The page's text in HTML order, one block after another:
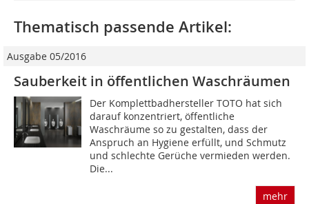
Thematisch passende Artikel:
Ausgabe 05/2016
Sauberkeit in öffentlichen Waschräumen
Der Komplettbadhersteller TOTO hat sich
darauf konzentriert, öffentliche
Waschräume so zu gestalten, dass der
Anspruch an Hygiene erfüllt, und Schmutz
und schlechte Gerüche vermieden werden.
Die...
mehr